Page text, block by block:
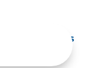
exigidos